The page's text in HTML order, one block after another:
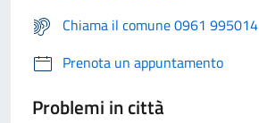
Chiama il comune 0961 995014
Prenota un appuntamento
Problemi in città